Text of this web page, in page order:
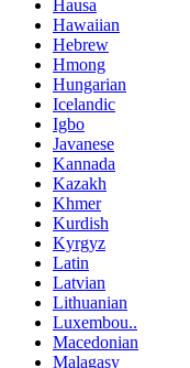
Hausa
Hawaiian
Hebrew
Hmong
Hungarian
Icelandic
Igbo
Javanese
Kannada
Kazakh
Khmer
Kurdish
Kyrgyz
Latin
Latvian
Lithuanian
Luxembou..
Macedonian
Malagasy